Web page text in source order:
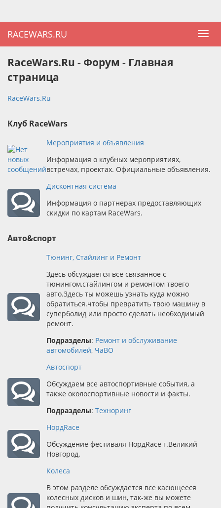
RACEWARS.RU
RaceWars.Ru - Форум - Главная
страница
RaceWars.Ru
Клуб RaceWars
Мероприятия и объявления
Информация о клубных мероприятиях,
встречах, проектах. Официальные объявления.
Дисконтная система
Информация о партнерах предоставляющих
скидки по картам RaceWars.
Авто&спорт
Тюнинг, Стайлинг и Ремонт
Здесь обсуждается всё связанное с
тюнингом,стайлингом и ремонтом твоего
авто.Здесь ты можешь узнать куда можно
обратиться.чтобы превратить твою машину в
суперболид или просто сделать необходимый
ремонт.
Подразделы: Ремонт и обслуживание
автомобилей, ЧаВО
Автоспорт
Обсуждаем все автоспортивные события, а
также околоспортивные новости и факты.
Подразделы: Техноринг
НордRace
Обсуждение фестиваля НордRace г.Великий
Новгород.
Колеса
В этом разделе обсуждается все касющееся
колесных дисков и шин, так-же вы можете